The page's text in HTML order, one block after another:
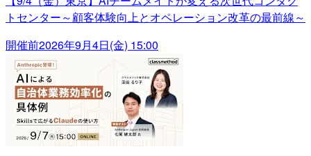
トセンター～顧客体験向上とオペレーション改革の最前線～
開催前2026年9月4日(金) 15:00